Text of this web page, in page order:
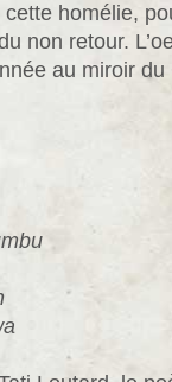
homélie,
non retour.
au miroir du